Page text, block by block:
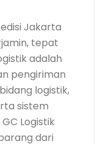
Jakarta
tepat
adalah
pengiriman
logistik,
sistem
Logistik
dari